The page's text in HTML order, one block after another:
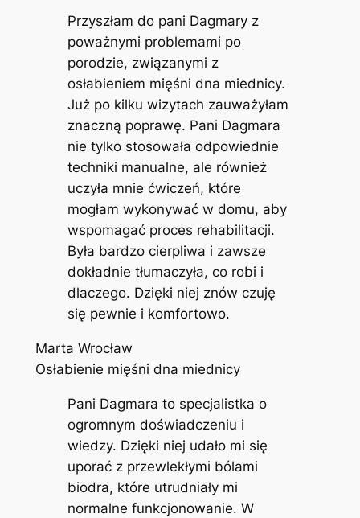
Przyszłam do pani Dagmary z
poważnymi problemami po
porodzie, związanymi z
osłabieniem mięśni dna miednicy.
Już po kilku wizytach zauważyłam
znaczną poprawę. Pani Dagmara
nie tylko stosowała odpowiednie
techniki manualne, ale również
uczyła mnie ćwiczeń, które
mogłam wykonywać w domu, aby
wspomagać proces rehabilitacji.
Była bardzo cierpliwa i zawsze
dokładnie tłumaczyła, co robi i
dlaczego. Dzięki niej znów czuję
się pewnie i komfortowo.
Marta Wrocław
Osłabienie mięśni dna miednicy
Pani Dagmara to specjalistka o
ogromnym doświadczeniu i
wiedzy. Dzięki niej udało mi się
uporać z przewlekłymi bólami
biodra, które utrudniały mi
normalne funkcjonowanie. W